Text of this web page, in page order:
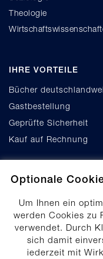
Optionale
Um Ihnen ein
werden Cookies zu
verwendet. Durch
sich damit
jederzeit mit
Theologie
IHRE VORTEILE
Bücher
Gastbestellung
Geprüfte Sicherheit
Kauf auf Rechnung
Cookie-Einstellungen
Datenschutz